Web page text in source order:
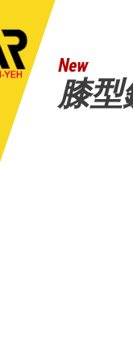
New
膝型